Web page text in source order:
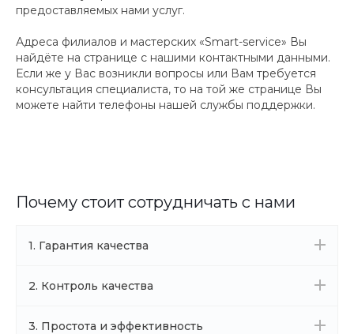
предоставляемых нами услуг.
Адреса филиалов и мастерских «Smart-service» Вы
найдёте на странице с нашими контактными данными.
Если же у Вас возникли вопросы или Вам требуется
консультация специалиста, то на той же странице Вы
можете найти телефоны нашей службы поддержки.
Почему стоит сотрудничать с нами
1. Гарантия качества
2. Контроль качества
3. Простота и эффективность